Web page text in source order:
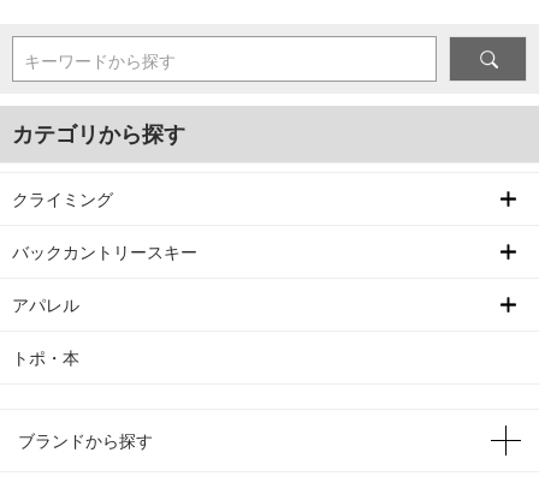
キーワードから探す
カテゴリから探す
クライミング
バックカントリースキー
アパレル
トポ・本
ブランドから探す